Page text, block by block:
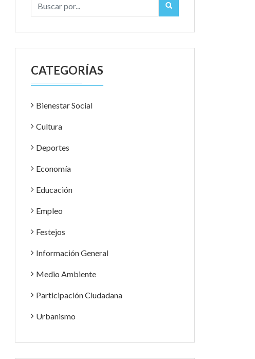
CATEGORÍAS
Bienestar Social
Cultura
Deportes
Economía
Educación
Empleo
Festejos
Información General
Medio Ambiente
Participación Ciudadana
Urbanismo